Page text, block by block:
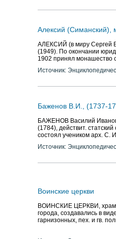
Алексий (Симанский),
АЛЕКСИЙ (в миру Сергей
(1949). По окончании
1902 принял монашество
Источник:
Баженов В.И., (1737-
БАЖЕНОВ Василий
(1784), действит.
состоял учеником арх. С. И
Источник:
Воинские церкви
ВОИНСКИЕ ЦЕРКВИ, храмы
города, создавались в
гарнизонных, пех. и гв.